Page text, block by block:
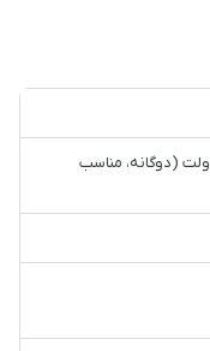
110–127 ولت / 220–240 ولت (دوگانه، مناسب